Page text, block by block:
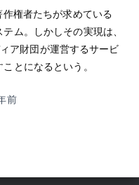
権者たちが求めている
ム。しかしその実現は、
ア財団が運営するサービ
とになるという。
前